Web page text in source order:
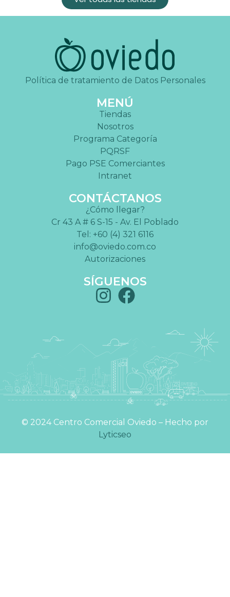
Política de tratamiento de Datos Personales
MENÚ
Tiendas
Nosotros
Programa Categoría
PQRSF
Pago PSE Comerciantes
Intranet
CONTÁCTANOS
¿Cómo llegar?
Cr 43 A # 6 S-15 - Av. El Poblado
Tel: +60 (4) 321 6116
info@oviedo.com.co
Autorizaciones
SÍGUENOS
©️ 2024 Centro Comercial Oviedo – Hecho por
Lyticseo